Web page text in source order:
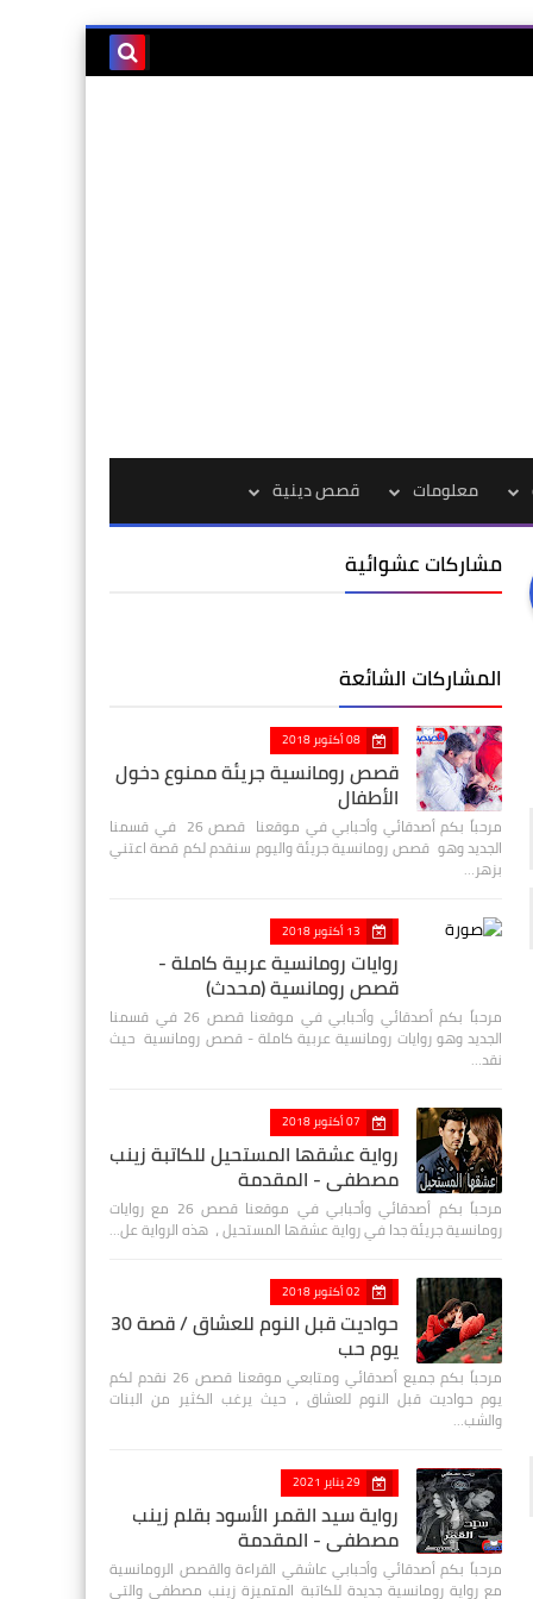
معلومات قصص دينية
مشاركات عشوائية
المشاركات الشائعة
08 أكتوبر 2018
قصص رومانسية جريئة ممنوع دخول
الأطفال
مرحباً بكم أصدقائي وأحبابي في موقعنا قصص 26 في قسمنا
الجديد وهو قصص رومانسية جريئة واليوم سنقدم لكم قصة اعتني
بزهر…
13 أكتوبر 2018
روايات رومانسية عربية كاملة -
قصص رومانسية (محدث)
مرحباً بكم أصدقائي وأحبابي في موقعنا قصص 26 في قسمنا
الجديد وهو روايات رومانسية عربية كاملة - قصص رومانسية حيث
نقد…
07 أكتوبر 2018
رواية عشقها المستحيل للكاتبة زينب
مصطفي - المقدمة
مرحباً بكم أصدقائي وأحبابي في موقعنا قصص 26 مع روايات
رومانسية جريئة جدا في رواية عشقها المستحيل ، هذه الرواية عل…
02 أكتوبر 2018
حواديت قبل النوم للعشاق / قصة 30
يوم حب
مرحباً بكم جميع أصدقائي ومتابعي موقعنا قصص 26 نقدم لكم
يوم حواديت قبل النوم للعشاق ، حيث يرغب الكثير من البنات
والشب…
29 يناير 2021
رواية سيد القمر الأسود بقلم زينب
مصطفي - المقدمة
مرحباً بكم أصدقائي وأحبابي عاشقي القراءة والقصص الرومانسية
مع رواية رومانسية جديدة للكاتبة المتميزة زينب مصطفى والتي